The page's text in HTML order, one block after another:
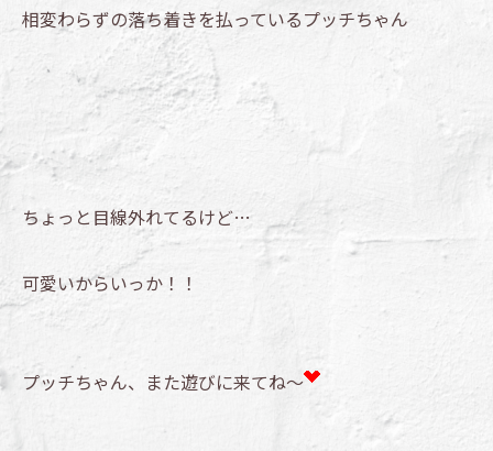
相変わらずの落ち着きを払っているプッチちゃん
ちょっと目線外れてるけど…
可愛いからいっか！！
プッチちゃん、また遊びに来てね～